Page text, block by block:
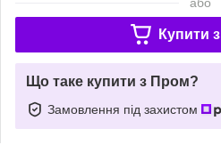
Купити з
Що таке купити з Пром?
Замовлення під захистом